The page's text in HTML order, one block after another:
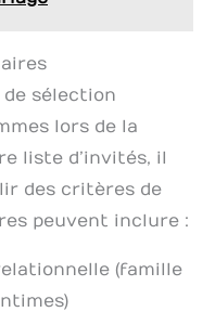
sélection
lors de la
liste d’invités, il
des critères de
peuvent inclure :
(famille